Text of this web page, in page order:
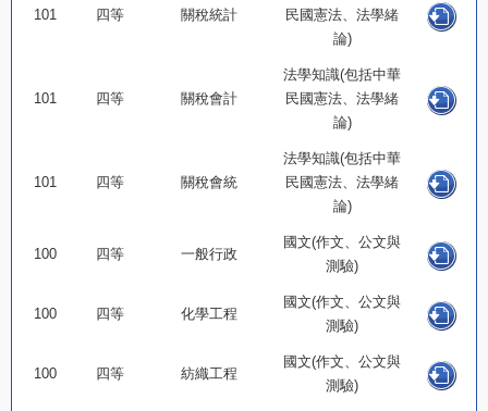
101 四等 關稅統計
民國憲法、法學緒
論)
101 四等 關稅會計
法學知識(包括中華
民國憲法、法學緒
論)
101 四等 關稅會統
法學知識(包括中華
民國憲法、法學緒
論)
100 四等 一般行政
國文(作文、公文與
測驗)
100 四等 化學工程
國文(作文、公文與
測驗)
100 四等 紡織工程
國文(作文、公文與
測驗)